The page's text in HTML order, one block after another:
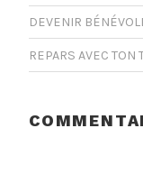
DEVENIR
REPARS AVEC